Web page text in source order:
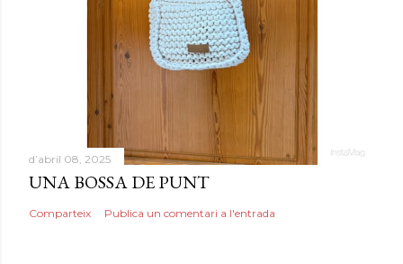
d’abril 08, 2025
UNA BOSSA DE PUNT
Comparteix Publica un comentari a l'entrada